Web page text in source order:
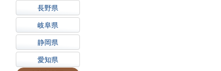
長野県
岐阜県
静岡県
愛知県